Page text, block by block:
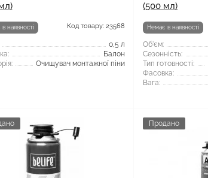
наявності Код товару: 23568
0,5 л
Балон
Очищувач монтажної піни
(500 мл)
Немає в наявності
Об'єм:
Сезонність:
Тип готовності:
Фасовка:
Вага:
Продано